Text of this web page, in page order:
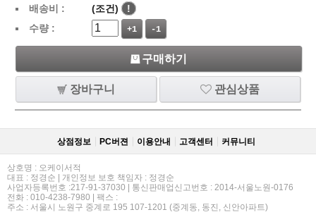
배송비 :
(조건)
!
수량 :
+1 -1
구매하기
장바구니 관심상품
상점정보 PC버젼 이용안내 고객센터 커뮤니티
상호명 : 오케이서적
대표 : 정경순 | 개인정보 보호 책임자 : 정경순
사업자등록번호 :217-91-37030 | 통신판매업신고번호 : 2014-서울노원-0176
전화 : 010-4238-7980 | 팩스 :
주소 : 서울시 노원구 중계로 195 107-1201 (중계동, 동진, 신안아파트)